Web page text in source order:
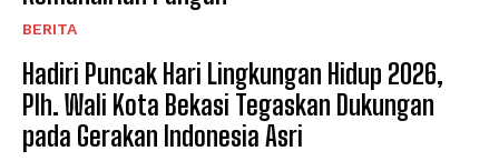
BERITA
Hadiri Puncak Hari Lingkungan Hidup 2026,
Plh. Wali Kota Bekasi Tegaskan Dukungan
pada Gerakan Indonesia Asri